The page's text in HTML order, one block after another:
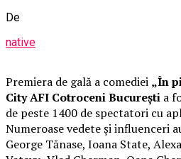
De
native
Premiera de gală a comediei „În
City AFI Cotroceni București a
de peste 1400 de spectatori cu
Numeroase vedete și influenceri
George Tănase, Ioana State,